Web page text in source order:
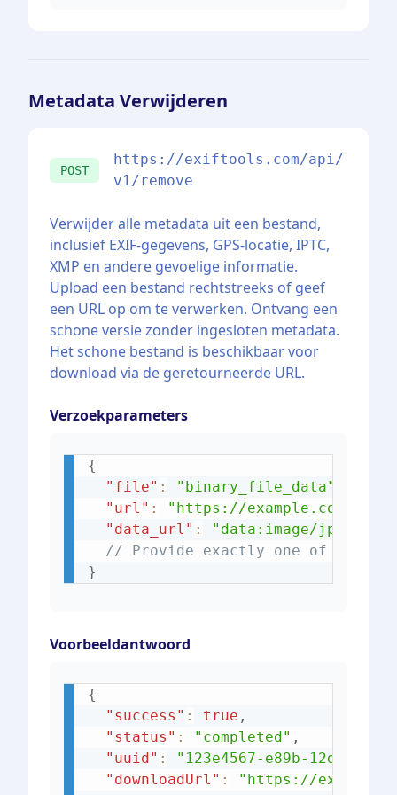
Metadata Verwijderen
POST
https://exiftools.com/api/
v1/remove
Verwijder alle metadata uit een bestand,
inclusief EXIF-gegevens, GPS-locatie, IPTC,
XMP en andere gevoelige informatie.
Upload een bestand rechtstreeks of geef
een URL op om te verwerken. Ontvang een
schone versie zonder ingesloten metadata.
Het schone bestand is beschikbaar voor
download via de geretourneerde URL.
Verzoekparameters
{
"file" : "binary_file_data"
"url" :
"https://example.com/
"data_url" :
"data:image/
// Provide exactly one of the
}
Voorbeeldantwoord
{
"success" : true ,
"status" : "completed" ,
"uuid" :
"123e4567-e89b-12d3-
"downloadUrl" :
"https://